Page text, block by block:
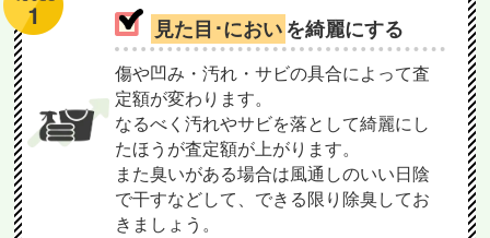
見た目･におい を綺麗にする
傷や凹み・汚れ・サビの具合によって査
定額が変わります。
なるべく汚れやサビを落として綺麗にし
たほうが査定額が上がります。
また臭いがある場合は風通しのいい日陰
で干すなどして、できる限り除臭してお
きましょう。